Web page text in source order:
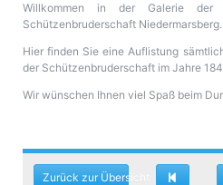
Impressum
Datenschutzerklärung
Willkommen in der Galerie der
Schützenbruderschaft Niedermarsberg.
Hier finden Sie eine Auflistung
der Schützenbruderschaft im Jahre
Wir wünschen Ihnen viel Spaß beim
Zurück zur Übersicht